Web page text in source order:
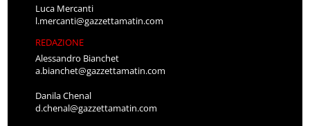
Luca Mercanti
l.mercanti@gazzettamatin.com
REDAZIONE
Alessandro Bianchet
a.bianchet@gazzettamatin.com
Danila Chenal
d.chenal@gazzettamatin.com